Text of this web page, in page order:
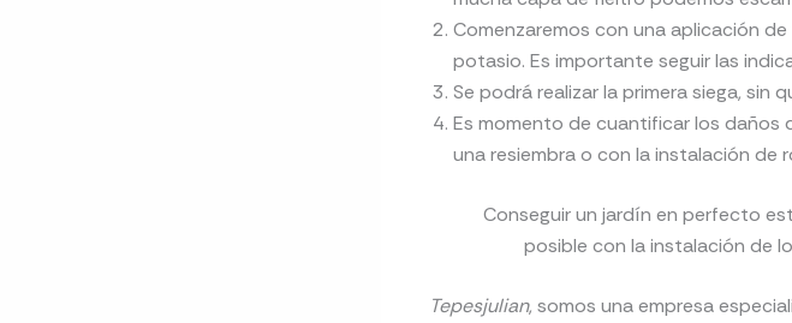
Comenzaremos con una aplicación
potasio. Es importante seguir las
Se podrá realizar la primera siega, sin
Es momento de cuantificar los daños
una resiembra o con la instalación de
Conseguir un jardín en perfecto
posible con la instalación de
Tepesjulian, somos una empresa